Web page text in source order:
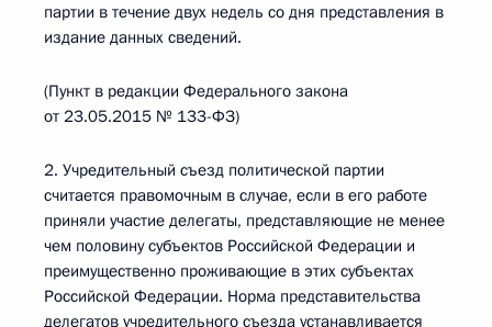
партии в течение двух недель со дня представления в
издание данных сведений.
(Пункт в редакции Федерального закона
от 23.05.2015 № 133-ФЗ)
2. Учредительный съезд политической партии
считается правомочным в случае, если в его работе
приняли участие делегаты, представляющие не менее
чем половину субъектов Российской Федерации и
преимущественно проживающие в этих субъектах
Российской Федерации. Норма представительства
делегатов учредительного съезда устанавливается